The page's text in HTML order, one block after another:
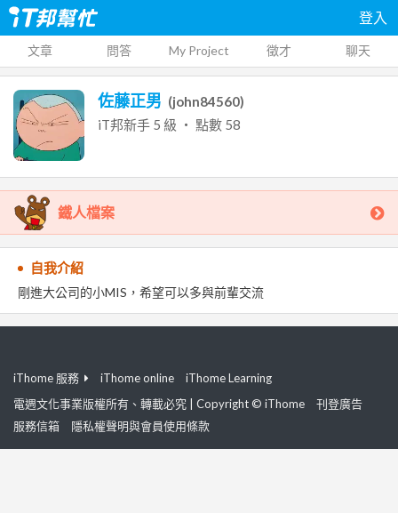
登入
文章 問答 My Project 徵才 聊天
佐藤正男 (john84560)
iT邦新手 5 級 ‧ 點數 58
鐵人檔案
自我介紹
剛進大公司的小MIS，希望可以多與前輩交流
iThome 服務 iThome online
iThome Learning
電週文化事業版權所有、轉載必究 | Copyright © iThome
刊登廣告
服務信箱
隱私權聲明與會員使用條款